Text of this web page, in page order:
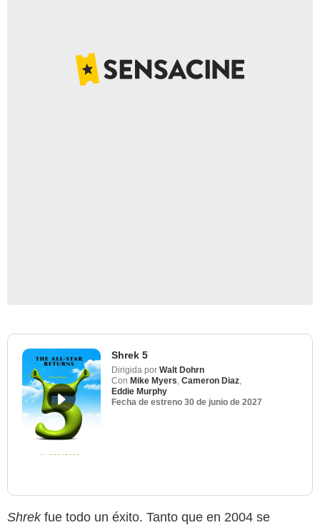
Shrek 5
Dirigida por Walt Dohrn
Con Mike Myers Cameron Diaz
Eddie Murphy
Fecha de estreno 30 de junio de 2027
Shrek fue todo un éxito. Tanto que en 2004 se